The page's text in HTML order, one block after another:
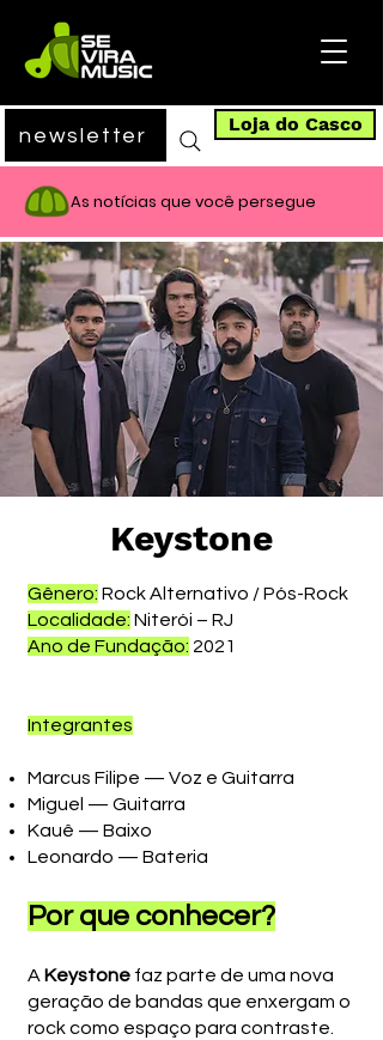
newsletter Loja do Casco
As notícias que você persegue
Keystone
Gênero: Rock Alternativo / Pós-Rock
Localidade: Niterói – RJ
Ano de Fundação: 2021
Integrantes
Marcus Filipe — Voz e Guitarra
Miguel — Guitarra
Kauê — Baixo
Leonardo — Bateria
Por que conhecer?
A Keystone faz parte de uma nova
geração de bandas que enxergam o
rock como espaço para contraste.